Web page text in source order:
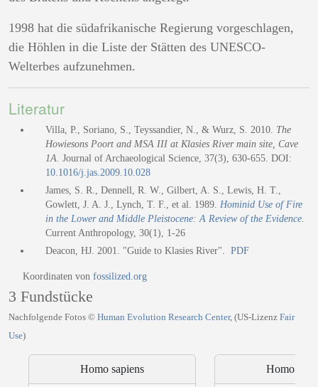
1998 hat die südafrikanische Regierung vorgeschlagen,
die Höhlen in die Liste der Stätten des UNESCO-
Welterbes aufzunehmen.
Literatur
Villa, P., Soriano, S., Teyssandier, N., & Wurz, S. 2010. The
Howiesons Poort and MSA III at Klasies River main site, Cave
1A. Journal of Archaeological Science, 37(3), 630-655. DOI:
10.1016/j.jas.2009.10.028
James, S. R., Dennell, R. W., Gilbert, A. S., Lewis, H. T.,
Gowlett, J. A. J., Lynch, T. F., et al. 1989. Hominid Use of Fire
in the Lower and Middle Pleistocene: A Review of the Evidence.
Current Anthropology, 30(1), 1-26
Deacon, HJ. 2001. "Guide to Klasies River". PDF
Koordinaten von fossilized.org
3 Fundstücke
Nachfolgende Fotos © Human Evolution Research Center, (US-Lizenz Fair
Use)
Homo sapiens Homo